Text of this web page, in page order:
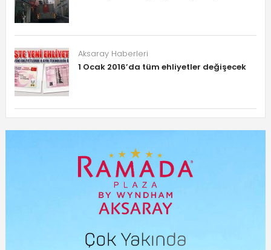
Aksaray Haberleri
1 Ocak 2016’da tüm ehliyetler değişecek